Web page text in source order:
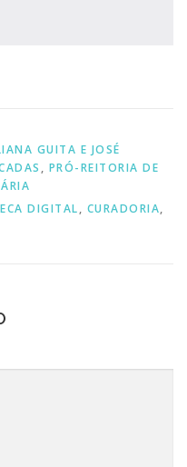
GUITA E JOSÉ
, PRÓ-REITORIA DE
DIGITAL, CURADORIA,